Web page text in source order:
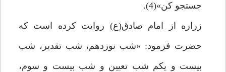
جستجو كن»(4).
زراره از امام صادق(ع) روايت كرده است كه
حضرت فرمود: «شب نوزدهم، شب تقدير، شب
بيست و يكم شب تعيين و شب بيست و سوم،